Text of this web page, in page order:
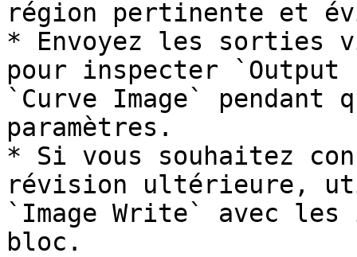
région pertinente et
* Envoyez les sorties
pour inspecter
`Curve Image` pendant
paramètres.
* Si vous souhaitez
révision ultérieure,
`Image Write` avec les
bloc.